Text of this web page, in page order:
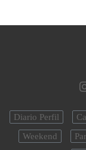
Diario Perfil
Weekend